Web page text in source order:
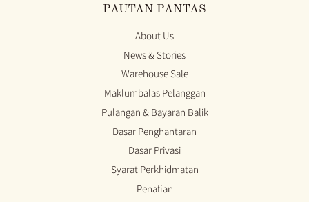
PAUTAN PANTAS
About Us
News & Stories
Warehouse Sale
Maklumbalas Pelanggan
Pulangan & Bayaran Balik
Dasar Penghantaran
Dasar Privasi
Syarat Perkhidmatan
Penafian